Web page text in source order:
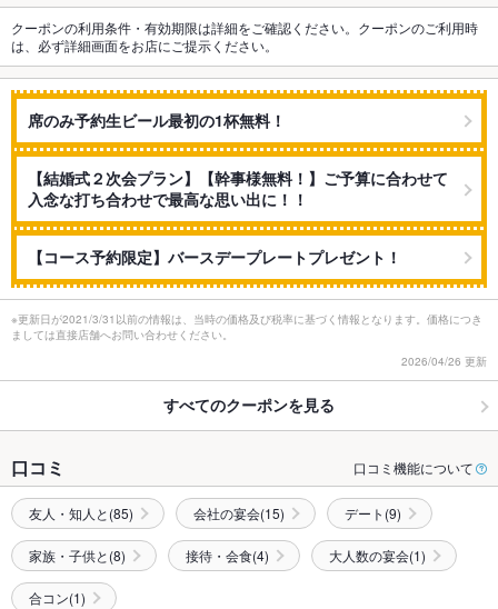
クーポンの利用条件・有効期限は詳細をご確認ください。クーポンのご利用時
は、必ず詳細画面をお店にご提示ください。
席のみ予約生ビール最初の1杯無料！
【結婚式２次会プラン】【幹事様無料！】ご予算に合わせて
入念な打ち合わせで最高な思い出に！！
【コース予約限定】バースデープレートプレゼント！
※更新日が2021/3/31以前の情報は、当時の価格及び税率に基づく情報となります。価格につき
ましては直接店舗へお問い合わせください。
2026/04/26 更新
すべてのクーポンを見る
口コミ 口コミ機能について
友人・知人と(85) 会社の宴会(15) デート(9)
家族・子供と(8) 接待・会食(4) 大人数の宴会(1)
合コン(1)